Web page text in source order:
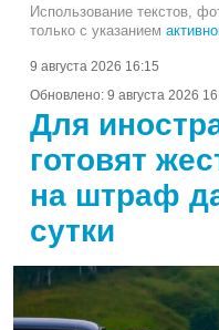
Использование текстов,
только с указанием
9 августа 2026 16:15
Обновлено: 9 августа 2026
Для
готовят
на штраф
сутки